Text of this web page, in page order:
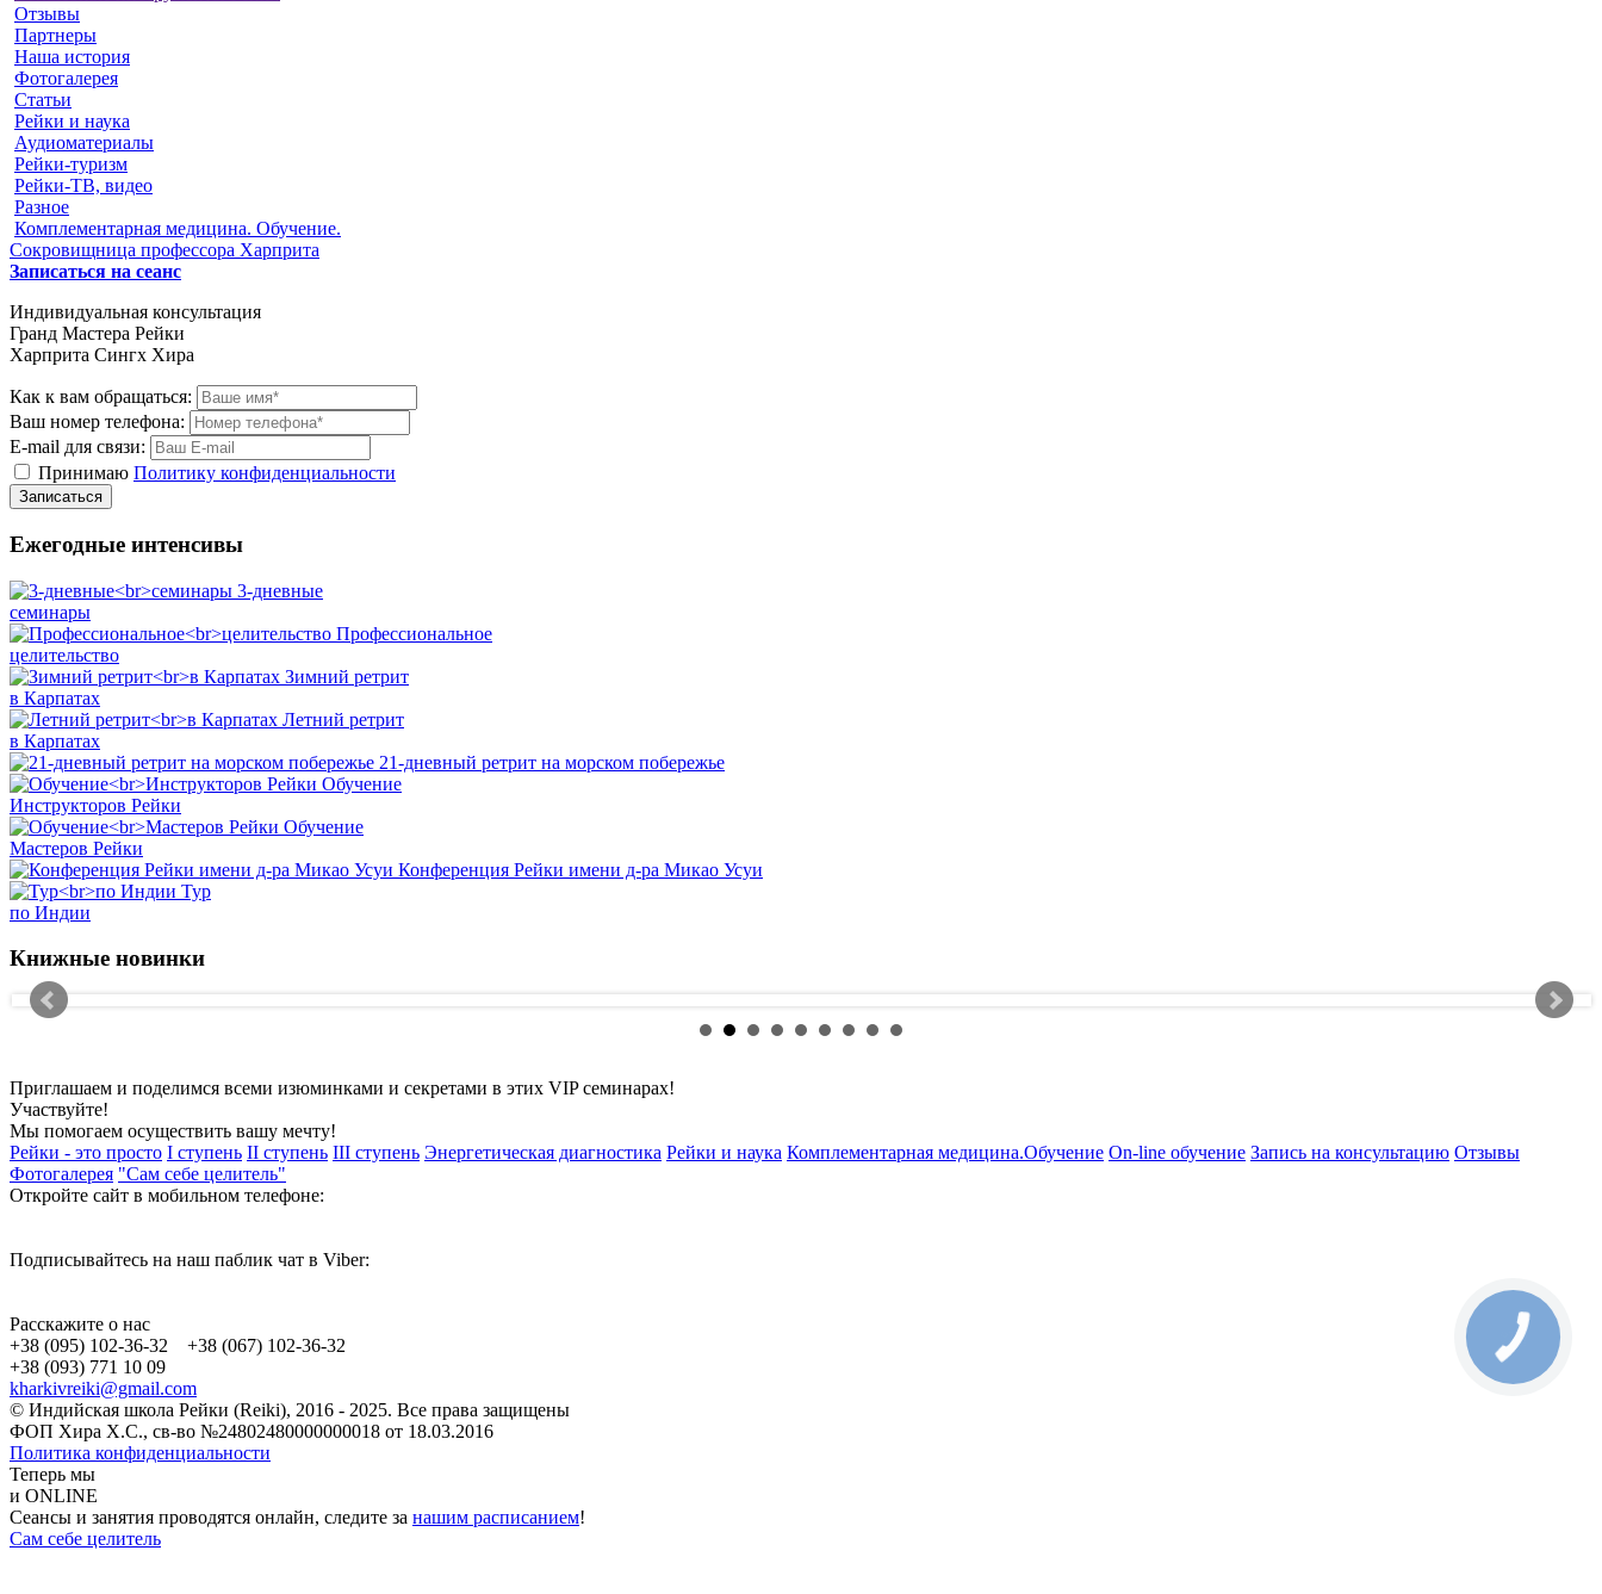
Отзывы
Партнеры
Наша история
Фотогалерея
Статьи
Рейки и наука
Аудиоматериалы
Рейки-туризм
Рейки-ТВ, видео
Разное
Комплементарная медицина. Обучение.
Сокровищница профессора Харприта
Записаться на сеанс
Индивидуальная консультация
Гранд Мастера Рейки
Харприта Сингх Хира
Как к вам обращаться:
Ваш номер телефона:
E-mail для связи:
Принимаю Политику конфиденциальности
Ежегодные интенсивы
3-дневные
семинары
Профессиональное
целительство
Зимний ретрит
в Карпатах
Летний ретрит
в Карпатах
21-дневный ретрит на морском побережье
Обучение
Инструкторов Рейки
Обучение
Мастеров Рейки
Конференция Рейки имени д-ра Микао Усуи
Тур
по Индии
Книжные новинки
Приглашаем и поделимся всеми изюминками и секретами в этих VIP семинарах!
Участвуйте!
Мы помогаем осуществить вашу мечту!
Рейки - это просто I ступень II ступень III ступень Энергетическая диагностика Рейки и наука Комплементарная медицина.Обучение On-line обучение Запись на консультацию Отзывы
Фотогалерея "Сам себе целитель"
Откройте сайт в мобильном телефоне:
Подписывайтесь на наш паблик чат в Viber:
Расскажите о нас
+38 (095) 102-36-32 +38 (067) 102-36-32
+38 (093) 771 10 09
kharkivreiki@gmail.com
© Индийская школа Рейки (Reiki), 2016 - 2025. Все права защищены
ФОП Хира Х.С., св-во №24802480000000018 от 18.03.2016
Политика конфиденциальности
Теперь мы
и ONLINE
Сеансы и занятия проводятся онлайн, следите за нашим расписанием!
Сам себе целитель